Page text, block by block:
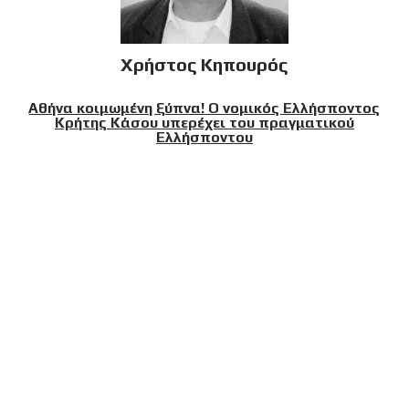
Χρήστος Κηπουρός
Αθήνα κοιμωμένη ξύπνα! Ο νομικός Ελλήσποντος
Κρήτης Κάσου υπερέχει του πραγματικού
Ελλήσποντου